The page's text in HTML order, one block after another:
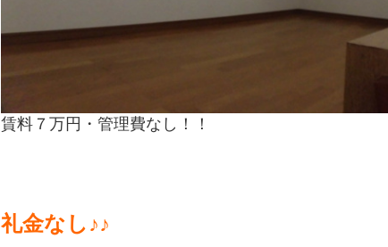
賃料７万円・管理費なし！！
礼金なし♪♪